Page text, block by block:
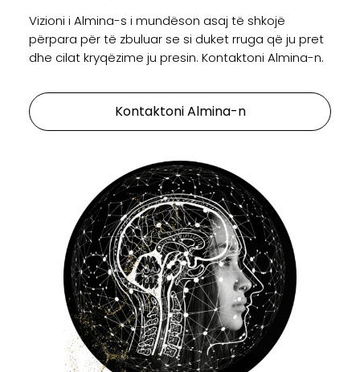
Vizioni i Almina-s i mundëson asaj të shkojë
përpara për të zbuluar se si duket rruga që ju pret
dhe cilat kryqëzime ju presin. Kontaktoni Almina-n.
Kontaktoni Almina-n